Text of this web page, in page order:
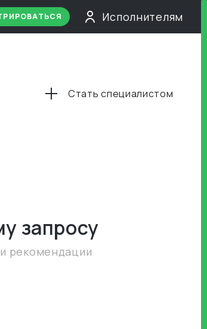
Исполнителям
Стать специалистом
запросу
рекомендации